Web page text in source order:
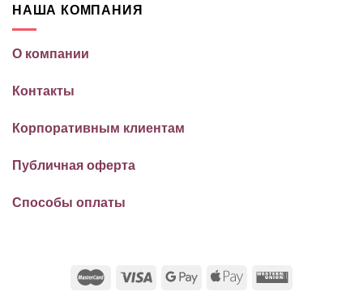
НАША КОМПАНИЯ
О компании
Контакты
Корпоративным клиентам
Публичная оферта
Способы оплаты